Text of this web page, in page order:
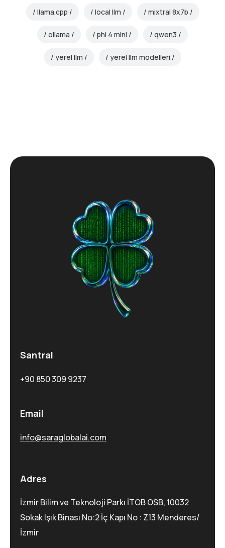
llama.cpp local llm mixtral 8x7b
ollama phi 4 mini qwen3
yerel llm yerel llm modelleri
Santral
+90 850 309 9237
Email
info@saraglobalai.com
Adres
İzmir Bilim ve Teknoloji Parkı İTOB OSB, 10032
Sokak Işık Binası No:2 İç Kapı No : Z13 Menderes/
İzmir